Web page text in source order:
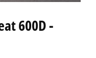
600D -